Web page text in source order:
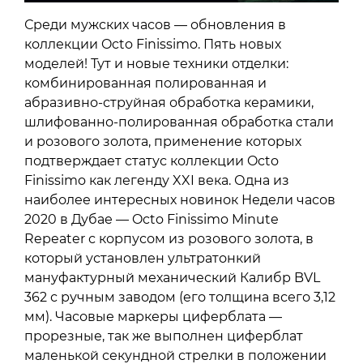
Среди мужских часов — обновления в
коллекции Octo Finissimo. Пять новых
моделей! Тут и новые техники отделки:
комбинированная полированная и
абразивно-струйная обработка керамики,
шлифованно-полированная обработка стали
и розового золота, применение которых
подтверждает статус коллекции Octo
Finissimo как легенду XXI века. Одна из
наиболее интересных новинок Недели часов
2020 в Дубае — Octo Finissimo Minute
Repeater с корпусом из розового золота, в
который установлен ультратонкий
мануфактурный механический Калибр BVL
362 с ручным заводом (его толщина всего 3,12
мм). Часовые маркеры циферблата —
прорезные, так же выполнен циферблат
маленькой секундной стрелки в положении